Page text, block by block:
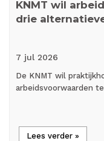
KNMT wil
drie
7 jul 2026
De KNMT wil
arbeidsvoorwaarden
Lees verder »